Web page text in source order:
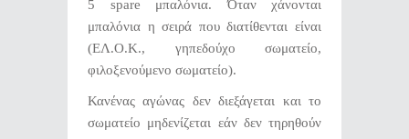
5 spare μπαλόνια. Όταν χάνονται
μπαλόνια η σειρά που διατίθενται είναι
(ΕΛ.Ο.Κ., γηπεδούχο σωματείο,
φιλοξενούμενο σωματείο).
Κανένας αγώνας δεν διεξάγεται και το
σωματείο μηδενίζεται εάν δεν τηρηθούν